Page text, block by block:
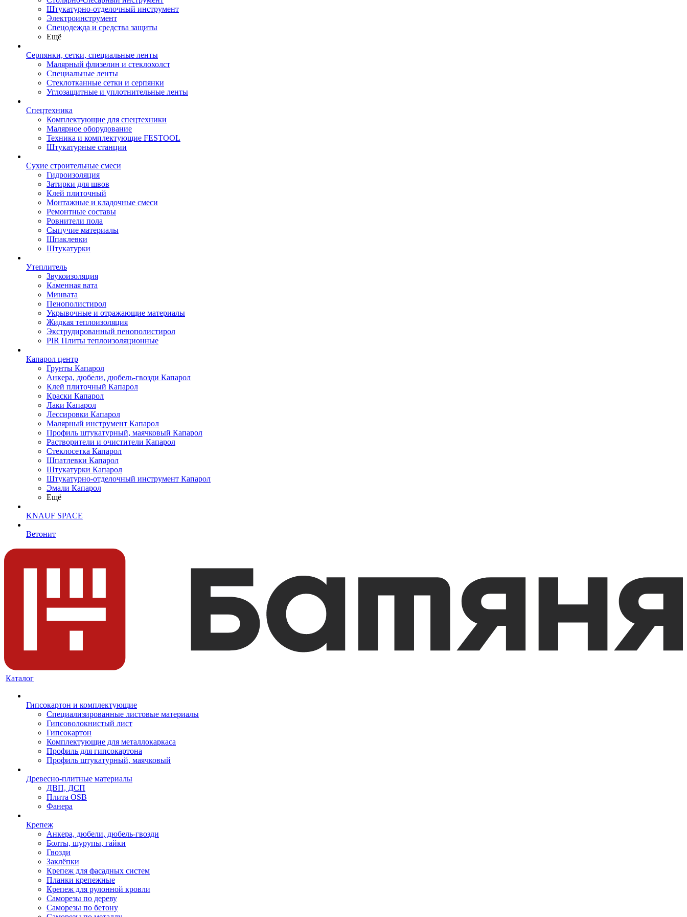
Штукатурно-отделочный инструмент
Электроинструмент
Спецодежда и средства защиты
Ещё
Серпянки, сетки, специальные ленты
Малярный флизелин и стеклохолст
Специальные ленты
Стеклотканные сетки и серпянки
Углозащитные и уплотнительные ленты
Спецтехника
Комплектующие для спецтехники
Малярное оборудование
Техника и комплектующие FESTOOL
Штукатурные станции
Сухие строительные смеси
Гидроизоляция
Затирки для швов
Клей плиточный
Монтажные и кладочные смеси
Ремонтные составы
Ровнители пола
Сыпучие материалы
Шпаклевки
Штукатурки
Утеплитель
Звукоизоляция
Каменная вата
Минвата
Пенополистирол
Укрывочные и отражающие материалы
Жидкая теплоизоляция
Экструдированный пенополистирол
PIR Плиты теплоизоляционные
Капарол центр
Грунты Капарол
Анкера, дюбели, дюбель-гвозди Капарол
Клей плиточный Капарол
Краски Капарол
Лаки Капарол
Лессировки Капарол
Малярный инструмент Капарол
Профиль штукатурный, маячковый Капарол
Растворители и очистители Капарол
Cтеклосетка Капарол
Шпатлевки Капарол
Штукатурки Капарол
Штукатурно-отделочный инструмент Капарол
Эмали Капарол
Ещё
KNAUF SPACE
Ветонит
Каталог
Гипсокартон и комплектующие
Специализированные листовые материалы
Гипсоволокнистый лист
Гипсокартон
Комплектующие для металлокаркаса
Профиль для гипсокартона
Профиль штукатурный, маячковый
Древесно-плитные материалы
ДВП, ДСП
Плита OSB
Фанера
Крепеж
Анкера, дюбели, дюбель-гвозди
Болты, шурупы, гайки
Гвозди
Заклёпки
Крепеж для фасадных систем
Планки крепежные
Крепеж для рулонной кровли
Саморезы по дереву
Саморезы по бетону